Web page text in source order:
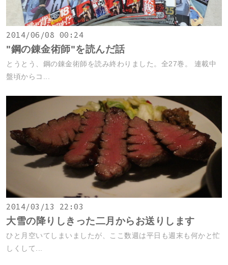
2014/06/08 00:24
"鋼の錬金術師"を読んだ話
とうとう、鋼の錬金術師を読み終わりました。全27巻。 連載中
盤頃からコ...
2014/03/13 22:03
大雪の降りしきった二月からお送りします
ひと月空いてしまいましたが、ここ数週は平日も週末も何かと忙
しくして...